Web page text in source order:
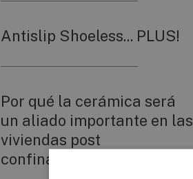
Antislip Shoeless... PLUS!
Por qué la cerámica será
un aliado importante en las
viviendas post
confinamiento